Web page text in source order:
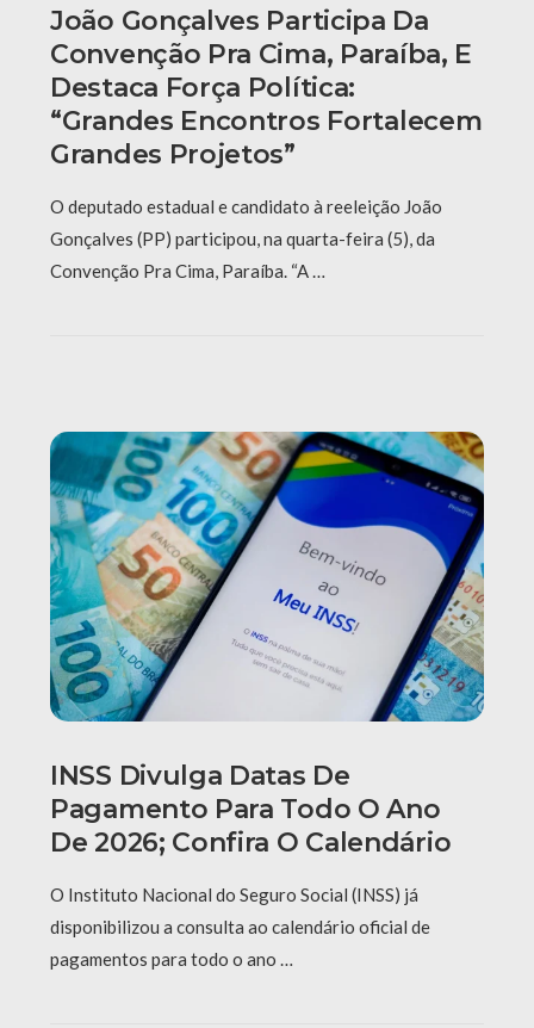
João Gonçalves Participa Da
Convenção Pra Cima, Paraíba, E
Destaca Força Política:
“grandes Encontros Fortalecem
Grandes Projetos”
O deputado estadual e candidato à reeleição João
Gonçalves (PP) participou, na quarta-feira (5), da
Convenção Pra Cima, Paraíba. “A …
INSS Divulga Datas De
Pagamento Para Todo O Ano
De 2026; Confira O Calendário
O Instituto Nacional do Seguro Social (INSS) já
disponibilizou a consulta ao calendário oficial de
pagamentos para todo o ano …